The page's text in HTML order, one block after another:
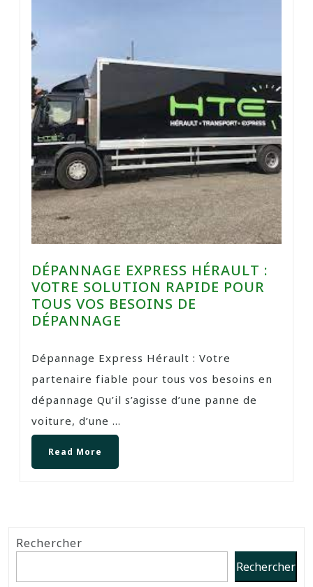
DÉPANNAGE EXPRESS HÉRAULT :
VOTRE SOLUTION RAPIDE POUR
TOUS VOS BESOINS DE
DÉPANNAGE
Dépannage Express Hérault : Votre
partenaire fiable pour tous vos besoins en
dépannage Qu’il s’agisse d’une panne de
voiture, d’une ...
Read More
Rechercher
Rechercher